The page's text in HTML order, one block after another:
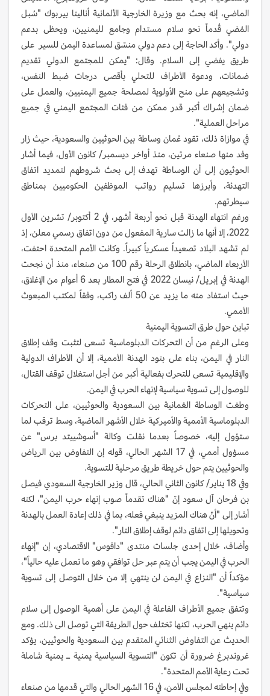
الماضي، إنه بحث مع وزيرة الخارجية الألمانية أنالينا بيربوك "سُبل
المُضي قُدماً نحو سلام مستدام وجامع لليمنيين، ويحظى بدعم
دولي". وأكد الحاجة إلى دعم دولي منسّق لمساعدة اليمن للسير على
طريق يفضي إلى السلام. وقال: "يمكن للمجتمع الدولي تقديم
ضمانات، ودعوة الأطراف للتحلي بأقصى درجات ضبط النفس،
وتشجيعهم على منح الأولوية لمصلحة جميع اليمنيين، والعمل على
ضمان إشراك أكبر قدر ممكن من فئات المجتمع اليمني في جميع
مراحل العملية".
في موازاة ذلك، تقود عُمان وساطة بين الحوثيين والسعودية، حيث زار
وفد منها صنعاء مرتين، منذ أواخر ديسمبر/ كانون الأول، فيما أشار
الحوثيون إلى أن الوساطة تهدف إلى بحث شروطهم لتمديد اتفاق
التهدئة، وأبرزها تسليم رواتب الموظفين الحكوميين بمناطق
سيطرتهم.
ورغم انتهاء الهدنة قبل نحو أربعة أشهر، في 2 أكتوبر/ تشرين الأول
2022، إلا أنها ما زالت سارية المفعول من دون اتفاق رسمي معلن، إذ
لم تشهد البلاد تصعيداً عسكرياً كبيراً. وكانت الأمم المتحدة احتفت،
الأربعاء الماضي، بانطلاق الرحلة رقم 100 من صنعاء، منذ أن نجحت
الهدنة في إبريل/ نيسان 2022 في فتح المطار بعد 6 أعوام من الإغلاق،
حيث استفاد منه ما يزيد عن 50 ألف راكب، وفقاً لمكتب المبعوث
الأممي.
تباين حول طرق التسوية اليمنية
وعلى الرغم من أن التحركات الدبلوماسية تسعى لتثبت وقف إطلاق
النار في اليمن، بناء على بنود الهدنة الأممية، إلا أن الأطراف الدولية
والإقليمية تسعى للتحرك بفعالية أكبر من أجل استغلال توقف القتال،
للوصول إلى تسوية سياسية لإنهاء الحرب في اليمن.
وطغت الوساطة العُمانية بين السعودية والحوثيين، على التحركات
الدبلوماسية الأممية والأميركية خلال الأشهر الماضية، وسط ترقب لما
ستؤول إليه، خصوصاً بعدما نقلت وكالة "أسوشييتد برس" عن
مسؤول أممي، في 17 الشهر الحالي، قوله إن التفاوض بين الرياض
والحوثيين يتم حول خريطة طريق مرحلية للتسوية.
وفي 18 يناير/ كانون الثاني الحالي، قال وزير الخارجية السعودي فيصل
بن فرحان آل سعود إنّ "هناك تقدماً صوب إنهاء حرب اليمن"، لكنه
أشار إلى "أنّ هناك المزيد ينبغي فعله، بما في ذلك إعادة العمل بالهدنة
وتحويلها إلى اتفاق دائم لوقف إطلاق النار".
وأضاف، خلال إحدى جلسات منتدى "دافوس" الاقتصادي، إن "إنهاء
الحرب في اليمن يجب أن يتم عبر حل توافقي وهو ما نعمل عليه حالياً"،
مؤكداً أن "النزاع في اليمن لن ينتهي إلا من خلال التوصل إلى تسوية
سياسية".
وتتفق جميع الأطراف الفاعلة في اليمن على أهمية الوصول إلى سلام
دائم ينهي الحرب، لكنها تختلف حول الطريقة التي توصل الى ذلك. ومع
الحديث عن التفاوض الثنائي المتقدم بين السعودية والحوثيين، يؤكد
غروندبرغ ضرورة أن تكون "التسوية السياسية يمنية ــ يمنية شاملة
تحت رعاية الأمم المتحدة".
وفي إحاطته لمجلس الأمن، في 16 الشهر الحالي والتي قدمها من صنعاء